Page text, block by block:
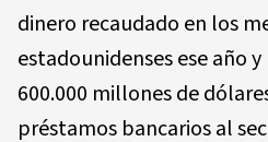
dinero recaudado en los
estadounidenses ese año
600.000 millones de
préstamos bancarios al